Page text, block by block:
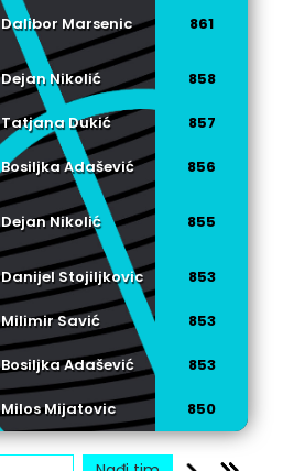
Dalibor Marsenic 861
Dejan Nikolić 858
Tatjana Dukić 857
Bosiljka Adašević 856
Dejan Nikolić 855
Danijel Stojiljkovic 853
Milimir Savić 853
Bosiljka Adašević 853
Milos Mijatovic 850